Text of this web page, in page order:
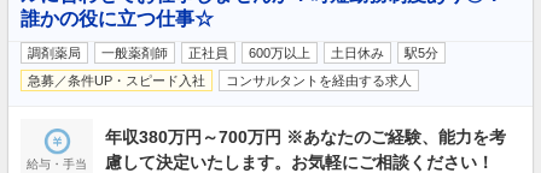
誰かの役に立つ仕事☆
調剤薬局 一般薬剤師 正社員 600万以上 土日休み
駅5分
急募／条件UP・スピード入社
コンサルタントを経由する求人
給与・手当
年収380万円～700万円 ※あなたのご経験、能力を考
慮して決定いたします。お気軽にご相談ください！